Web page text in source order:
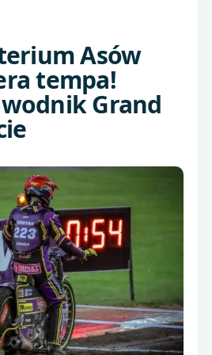
Asów
tempa!
Grand